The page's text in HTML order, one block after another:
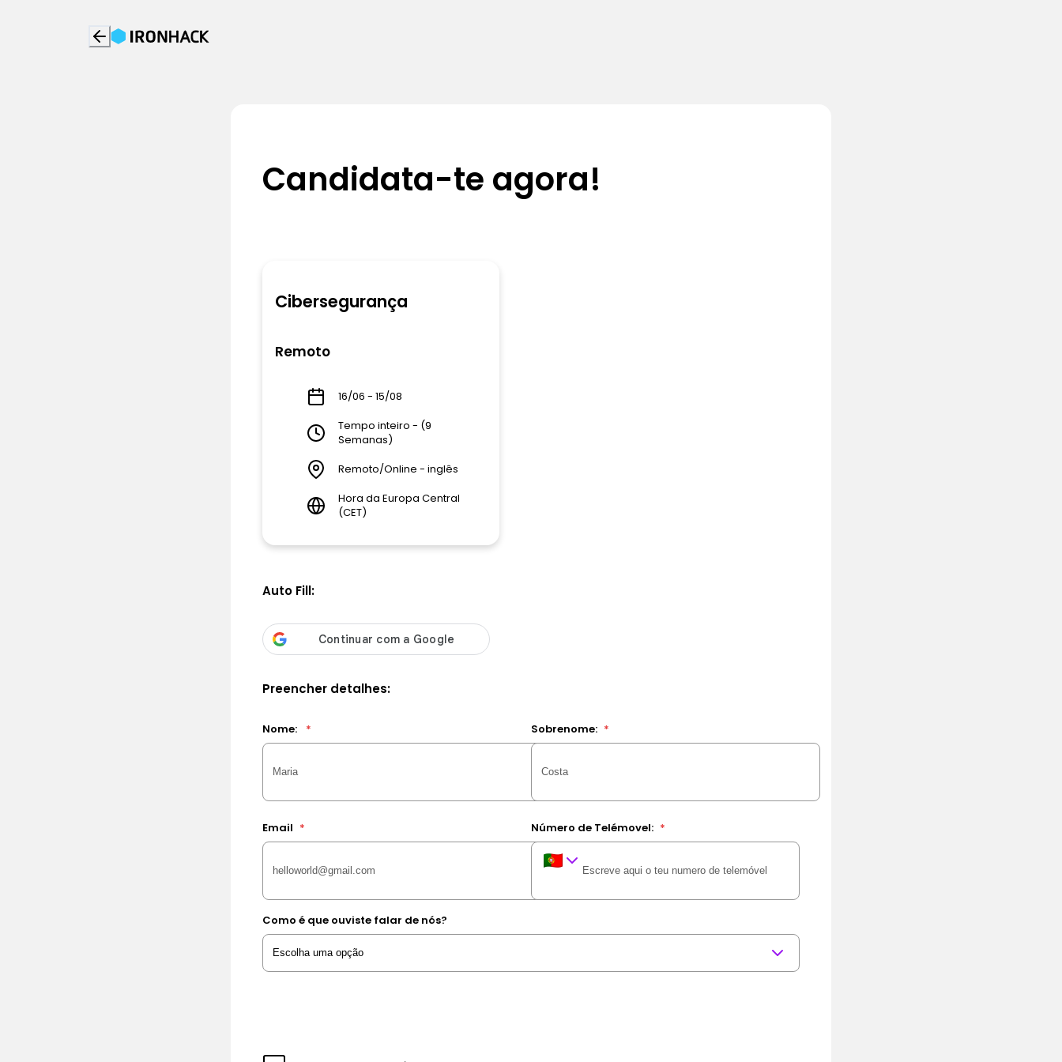
Candidata-te agora!
Cibersegurança
Remoto
16/06 - 15/08
Tempo inteiro - (9
Semanas)
Remoto/Online - inglês
Hora da Europa Central
(CET)
Auto Fill:
Preencher detalhes:
Nome: * Sobrenome: *
Email * Número de Telémovel: *
Como é que ouviste falar de nós?